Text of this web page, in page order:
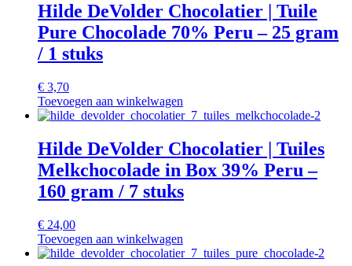
Hilde DeVolder Chocolatier | Tuile
Pure Chocolade 70% Peru – 25 gram
/ 1 stuks
€ 3,70
Toevoegen aan winkelwagen
Hilde DeVolder Chocolatier | Tuiles
Melkchocolade in Box 39% Peru –
160 gram / 7 stuks
€ 24,00
Toevoegen aan winkelwagen